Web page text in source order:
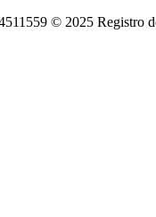
© 2025 Registro